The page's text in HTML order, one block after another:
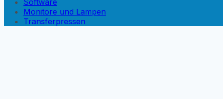
Software
Monitore und Lampen
Transferpressen